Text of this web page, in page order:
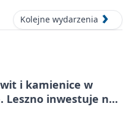
Kolejne wydarzenia
i kamienice w
Leszno inwestuje na